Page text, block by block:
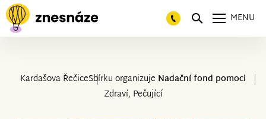
MENU
Kardašova ŘečiceSbírku organizuje Nadační fond pomoci
Zdraví, Pečující